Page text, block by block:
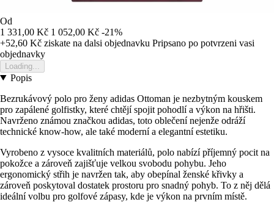
Od
1 331,00 Kč 1 052,00 Kč -21%
+52,60 Kč ziskate na dalsi objednavku Pripsano po potvrzeni vasi
objednavky
Loading...
Popis
Bezrukávový polo pro ženy adidas Ottoman je nezbytným kouskem
pro zapálené golfistky, které chtějí spojit pohodlí a výkon na hřišti.
Navrženo známou značkou adidas, toto oblečení nejenže odráží
technické know-how, ale také moderní a elegantní estetiku.
Vyrobeno z vysoce kvalitních materiálů, polo nabízí příjemný pocit na
pokožce a zároveň zajišťuje velkou svobodu pohybu. Jeho
ergonomický střih je navržen tak, aby obepínal ženské křivky a
zároveň poskytoval dostatek prostoru pro snadný pohyb. To z něj dělá
ideální volbu pro golfové zápasy, kde je výkon na prvním místě.